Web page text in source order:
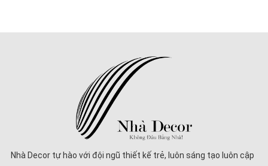
Nhà Decor tự hào với đội ngũ thiết kế trẻ, luôn sáng tạo luôn cập